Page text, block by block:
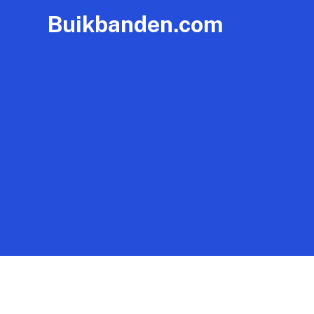
Buikbanden.com